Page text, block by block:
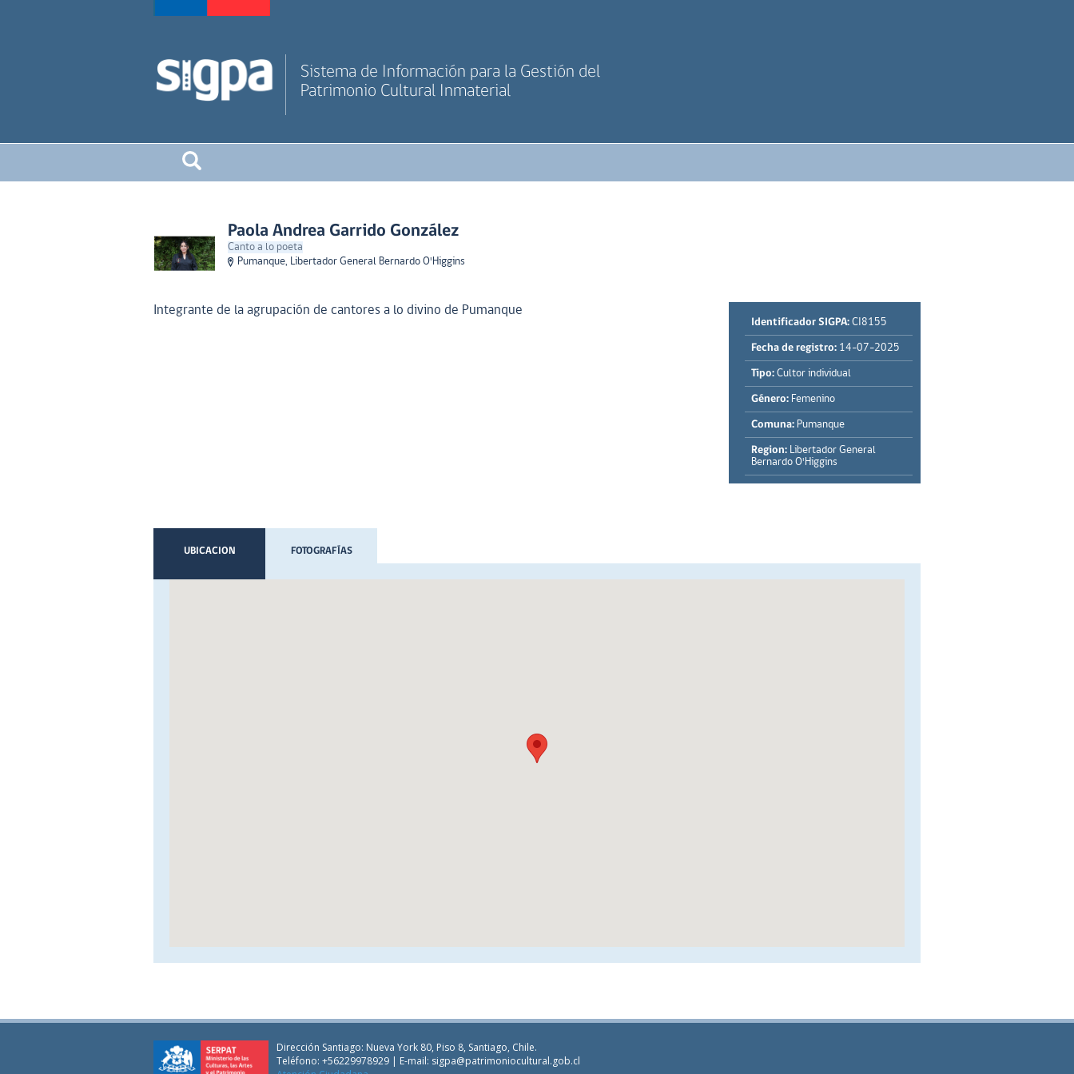
Sistema de Información para la Gestión del
Patrimonio Cultural Inmaterial
Paola Andrea Garrido González
Canto a lo poeta
Pumanque, Libertador General Bernardo O'Higgins
Integrante de la agrupación de cantores a lo divino de Pumanque
Identificador SIGPA: CI8155
Fecha de registro: 14-07-2025
Tipo: Cultor individual
Género: Femenino
Comuna: Pumanque
Region: Libertador General
Bernardo O'Higgins
UBICACION FOTOGRAFÍAS
Dirección Santiago: Nueva York 80, Piso 8, Santiago, Chile.
Teléfono: +56229978929 | E-mail: sigpa@patrimoniocultural.gob.cl